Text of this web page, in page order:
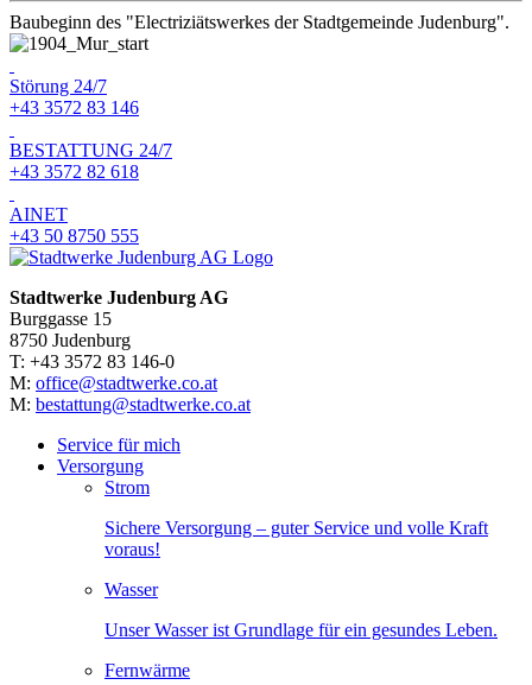
Baubeginn des "Electriziätswerkes der Stadtgemeinde Judenburg".
Störung 24/7
+43 3572 83 146
BESTATTUNG 24/7
+43 3572 82 618
AINET
+43 50 8750 555
Stadtwerke Judenburg AG
Burggasse 15
8750 Judenburg
T: +43 3572 83 146-0
M: office@stadtwerke.co.at
M: bestattung@stadtwerke.co.at
Service für mich
Versorgung
Strom
Sichere Versorgung – guter Service und volle Kraft
voraus!
Wasser
Unser Wasser ist Grundlage für ein gesundes Leben.
Fernwärme